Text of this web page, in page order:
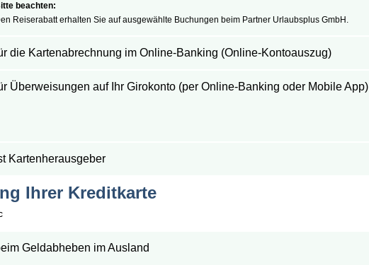
Reiserabatt erhalten Sie auf ausgewählte Buchungen beim Partner Urlaubsplus GmbH.
die Kartenabrechnung im Online-Banking (Online-Kontoauszug)
Überweisungen auf Ihr Girokonto (per Online-Banking oder Mobile App)
Kartenherausgeber
Ihrer Kreditkarte
Geldabheben im Ausland